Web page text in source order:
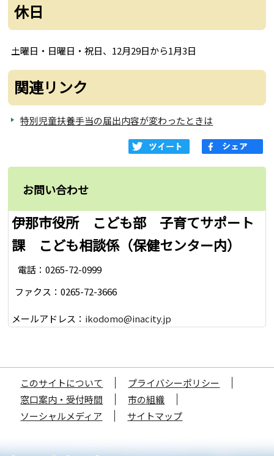
休日
土曜日・日曜日・祝日、12月29日から1月3日
関連リンク
特別児童扶養手当の届出内容が変わったときは
お問い合わせ
伊那市役所 こども部 子育てサポート
課 こども相談係（保健センター内）
電話：0265-72-0999
ファクス：0265-72-3666
メールアドレス： ikodomo@inacity.jp
このサイトについて
プライバシーポリシー
窓口案内・受付時間
市の組織
ソーシャルメディア
サイトマップ